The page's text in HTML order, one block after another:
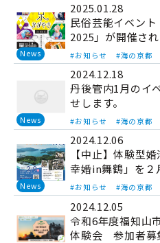
2025.01.28
News
民俗芸能イベン
2025」が開催され
#お知らせ #海の京都
2024.12.18
News
丹後管内1月のイ
せします。
#お知らせ #海の京都
2024.12.06
News
【中止】体験型
幸婚in舞鶴」を２
#お知らせ #海の京都
2024.12.05
令和6年度福知山
体験会 参加者募